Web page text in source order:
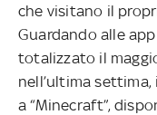
che visitano il
Guardando alle
totalizzato il
nell’ultima
a “Minecraft”,